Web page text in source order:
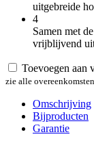
uitgebreide
4
Samen met
vrijblijvend
Toevoegen aan
zie alle
Omschrijving
Bijproducten
Garantie